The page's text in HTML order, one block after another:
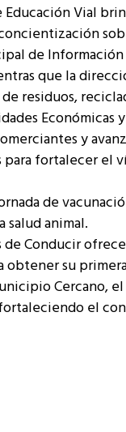
Educación Vial
de
que la
residuos,
y
fortalecer el
de
animal.
Conducir
obtener su
Cercano,
el